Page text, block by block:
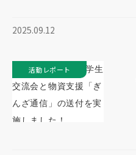
2025.09.12
活動レポート